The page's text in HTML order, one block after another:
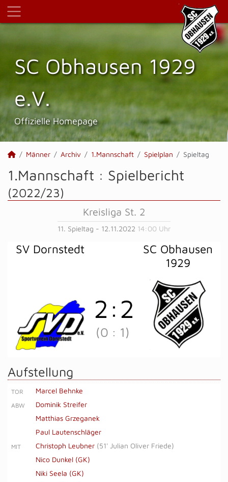
SC Obhausen 1929
e.V.
Offizielle Homepage
Männer Archiv 1.Mannschaft Spielplan Spieltag
1.Mannschaft : Spielbericht
(2022/23)
Kreisliga St. 2
11. Spieltag - 12.11.2022 14:00 Uhr
SV Dornstedt
SC Obhausen
1929
2 : 2
(0 : 1)
Aufstellung
TOR Marcel Behnke
ABW
Dominik Streifer
Matthias Grzeganek
Paul Lautenschläger
MIT Christoph Leubner (51' Julian Oliver Friede)
Nico Dunkel (GK)
Niki Seela (GK)